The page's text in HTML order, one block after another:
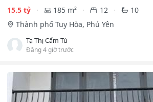
15.5 tỷ
185 m² 12
10
Thành phố Tuy Hòa, Phú Yên
Tạ Thị Cẩm Tú
Đăng 4 giờ trước